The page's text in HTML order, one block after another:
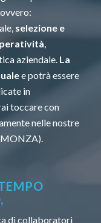
selezione e
aziendale. La
e potrà essere
in
toccare con
nelle nostre
di collaboratori